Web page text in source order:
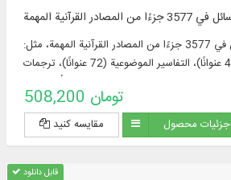
عرض 903 كتب ورسائل في 3577 جزءًا من المصادر القرآنية المهمة، مثل:
التفاسير الترتيبية (463 عنوانًا)، التفاسير الموضوعية (72 عنوانًا)، ترجمات
قسم الموسوعة)، مصادر تفسير القرآن وعلومه (319 عنوانا)، المعاجم 508,200 تومان
مقایسه کنید جزئیات محصول
قابل دانلود